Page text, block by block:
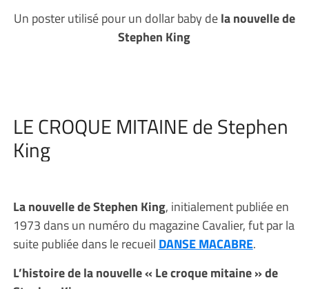
Un poster utilisé pour un dollar baby dela nouvelle de
Stephen King
LE CROQUE MITAINE de Stephen
King
La nouvelle de Stephen King, initialement publiée en
1973 dans un numéro du magazine Cavalier, fut par la
suite publiée dans le recueil DANSE MACABRE.
L’histoire de la nouvelle « Le croque mitaine » de